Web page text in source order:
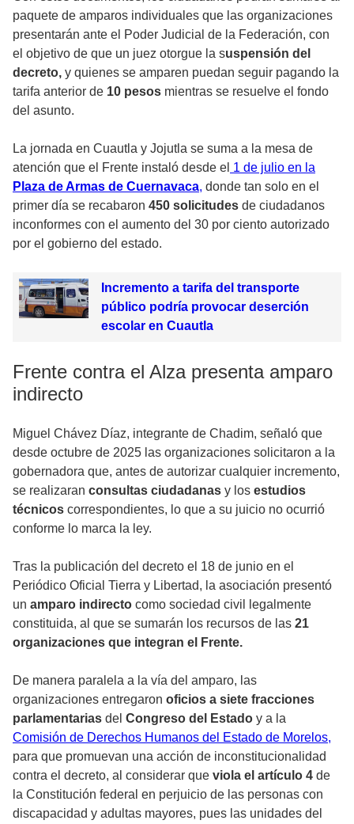
paquete de amparos individuales que las organizaciones
presentarán ante el Poder Judicial de la Federación, con
el objetivo de que un juez otorgue la suspensión del
decreto, y quienes se amparen puedan seguir pagando la
tarifa anterior de 10 pesos mientras se resuelve el fondo
del asunto.
La jornada en Cuautla y Jojutla se suma a la mesa de
atención que el Frente instaló desde el 1 de julio en la
Plaza de Armas de Cuernavaca, donde tan solo en el
primer día se recabaron 450 solicitudes de ciudadanos
inconformes con el aumento del 30 por ciento autorizado
por el gobierno del estado.
Incremento a tarifa del transporte
público podría provocar deserción
escolar en Cuautla
Frente contra el Alza presenta amparo
indirecto
Miguel Chávez Díaz, integrante de Chadim, señaló que
desde octubre de 2025 las organizaciones solicitaron a la
gobernadora que, antes de autorizar cualquier incremento,
se realizaran consultas ciudadanas y los estudios
técnicos correspondientes, lo que a su juicio no ocurrió
conforme lo marca la ley.
Tras la publicación del decreto el 18 de junio en el
Periódico Oficial Tierra y Libertad, la asociación presentó
un amparo indirecto como sociedad civil legalmente
constituida, al que se sumarán los recursos de las 21
organizaciones que integran el Frente.
De manera paralela a la vía del amparo, las
organizaciones entregaron oficios a siete fracciones
parlamentarias del Congreso del Estado y a la
Comisión de Derechos Humanos del Estado de Morelos,
para que promuevan una acción de inconstitucionalidad
contra el decreto, al considerar que viola el artículo 4 de
la Constitución federal en perjuicio de las personas con
discapacidad y adultas mayores, pues las unidades del